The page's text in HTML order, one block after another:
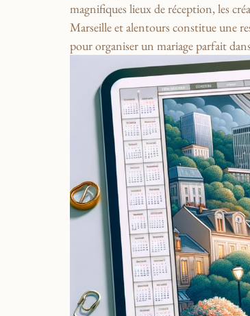
magnifiques lieux de ⁣réception,‌ les
‌Marseille et ⁣alentours constitue une
pour organiser un mariage parfait